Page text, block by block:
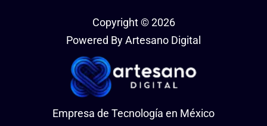
Copyright © 2026
Powered By Artesano Digital
Empresa de Tecnología en México